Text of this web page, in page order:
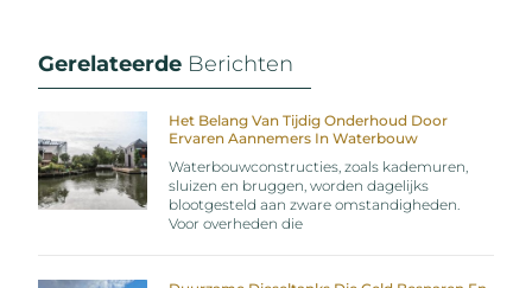
Gerelateerde Berichten
Het Belang Van Tijdig Onderhoud Door
Ervaren Aannemers In Waterbouw
Waterbouwconstructies, zoals kademuren,
sluizen en bruggen, worden dagelijks
blootgesteld aan zware omstandigheden.
Voor overheden die